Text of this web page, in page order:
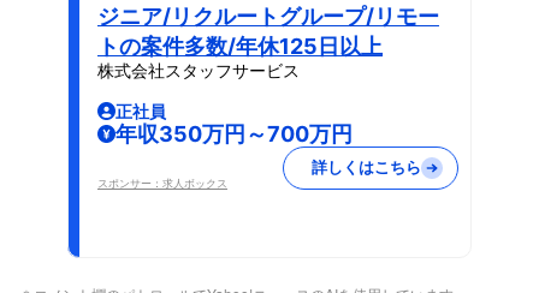
ジニア/リクルートグループ/リモー
トの案件多数/年休125日以上
株式会社スタッフサービス
正社員
年収350万円～700万円
スポンサー：求人ボックス
詳しくはこちら